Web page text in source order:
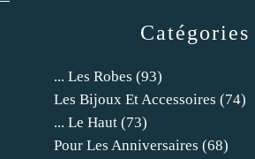
Catégories
... Les Robes (93)
Les Bijoux Et Accessoires (74)
... Le Haut (73)
Pour Les Anniversaires (68)